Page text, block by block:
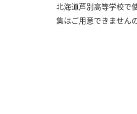
北海道芦別高等学校で
集はご用意できません